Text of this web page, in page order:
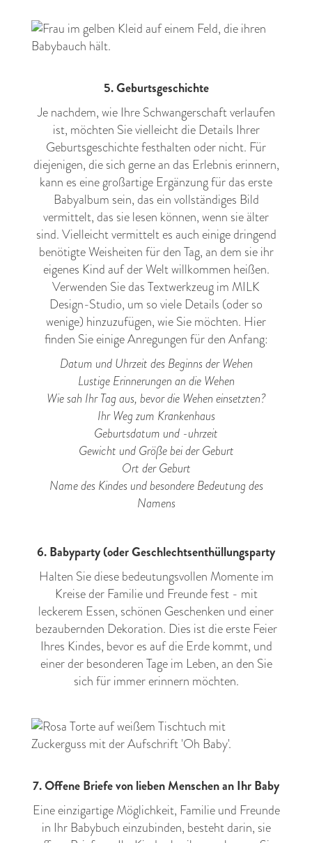
5. Geburtsgeschichte
Je nachdem, wie Ihre Schwangerschaft verlaufen
ist, möchten Sie vielleicht die Details Ihrer
Geburtsgeschichte festhalten oder nicht. Für
diejenigen, die sich gerne an das Erlebnis erinnern,
kann es eine großartige Ergänzung für das erste
Babyalbum sein, das ein vollständiges Bild
vermittelt, das sie lesen können, wenn sie älter
sind. Vielleicht vermittelt es auch einige dringend
benötigte Weisheiten für den Tag, an dem sie ihr
eigenes Kind auf der Welt willkommen heißen.
Verwenden Sie das Textwerkzeug im MILK
Design-Studio, um so viele Details (oder so
wenige) hinzuzufügen, wie Sie möchten. Hier
finden Sie einige Anregungen für den Anfang:
Datum und Uhrzeit des Beginns der Wehen
Lustige Erinnerungen an die Wehen
Wie sah Ihr Tag aus, bevor die Wehen einsetzten?
Ihr Weg zum Krankenhaus
Geburtsdatum und -uhrzeit
Gewicht und Größe bei der Geburt
Ort der Geburt
Name des Kindes und besondere Bedeutung des
Namens
6. Babyparty (oder Geschlechtsenthüllungsparty
Halten Sie diese bedeutungsvollen Momente im
Kreise der Familie und Freunde fest - mit
leckerem Essen, schönen Geschenken und einer
bezaubernden Dekoration. Dies ist die erste Feier
Ihres Kindes, bevor es auf die Erde kommt, und
einer der besonderen Tage im Leben, an den Sie
sich für immer erinnern möchten.
7. Offene Briefe von lieben Menschen an Ihr Baby
Eine einzigartige Möglichkeit, Familie und Freunde
in Ihr Babybuch einzubinden, besteht darin, sie